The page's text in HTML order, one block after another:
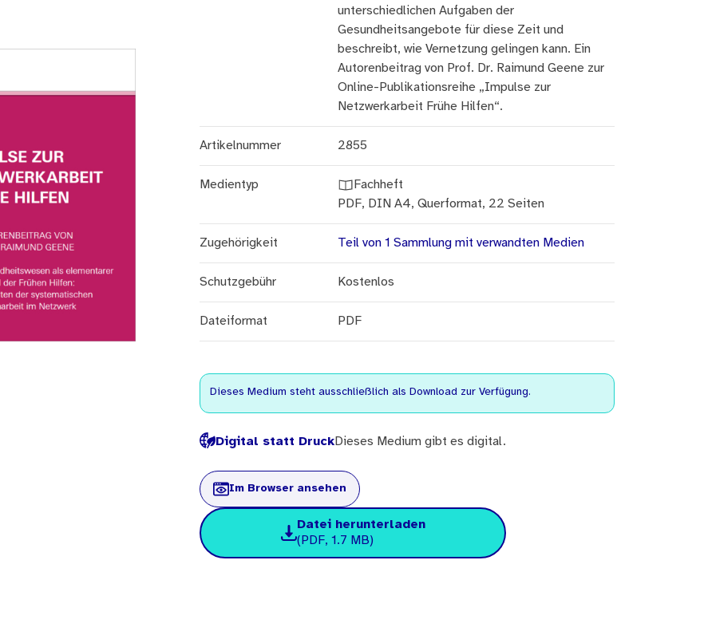
unterschiedlichen Aufgaben der
Gesundheitsangebote für diese Zeit und
beschreibt, wie Vernetzung gelingen kann. Ein
Autorenbeitrag von Prof. Dr. Raimund Geene zur
Online-Publikationsreihe „Impulse zur
Netzwerkarbeit Frühe Hilfen“.
Artikelnummer 2855
Medientyp
Fachheft
PDF, DIN A4, Querformat, 22 Seiten
Zugehörigkeit Teil von 1 Sammlung mit verwandten Medien
Schutzgebühr Kostenlos
Dateiformat PDF
Dieses Medium steht ausschließlich als Download zur Verfügung.
Digital statt DruckDieses Medium gibt es digital.
Im Browser ansehen
Datei herunterladen
(PDF, 1.7 MB)